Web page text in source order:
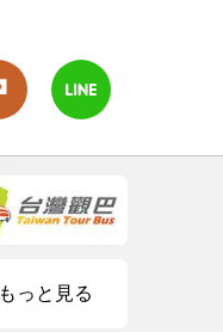
もっと見る